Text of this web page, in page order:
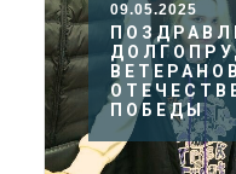
09.05.2025
ПОБЕДЫ